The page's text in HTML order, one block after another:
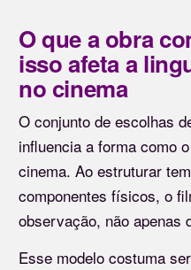
O que a obra
isso afeta a
no cinema
O conjunto de escolhas
influencia a forma como
cinema. Ao estruturar
componentes físicos, o
observação, não apenas
Esse modelo costuma